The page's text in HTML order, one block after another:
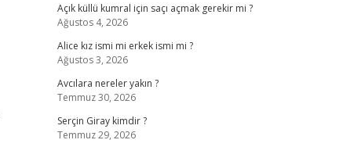
Açık küllü kumral için saçı açmak gerekir mi ?
Ağustos 4, 2026
Alice kız ismi mi erkek ismi mi ?
Ağustos 3, 2026
Avcılara nereler yakın ?
Temmuz 30, 2026
Serçin Giray kimdir ?
Temmuz 29, 2026